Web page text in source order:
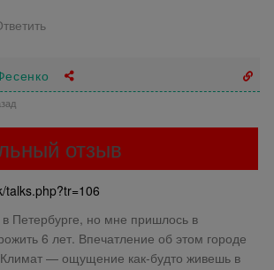
отзыв
talks.php?tr=106
Петербурге, но мне пришлось в
6 лет. Впечатление об этом городе
Климат — ощущение как-будто живешь в